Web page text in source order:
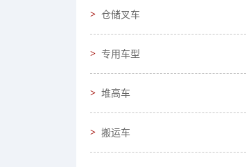
仓储叉车
专用车型
堆高车
搬运车